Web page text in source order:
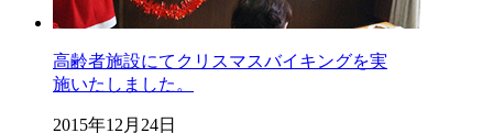
高齢者施設にてクリスマスバイキングを実
施いたしました。
2015年12月24日